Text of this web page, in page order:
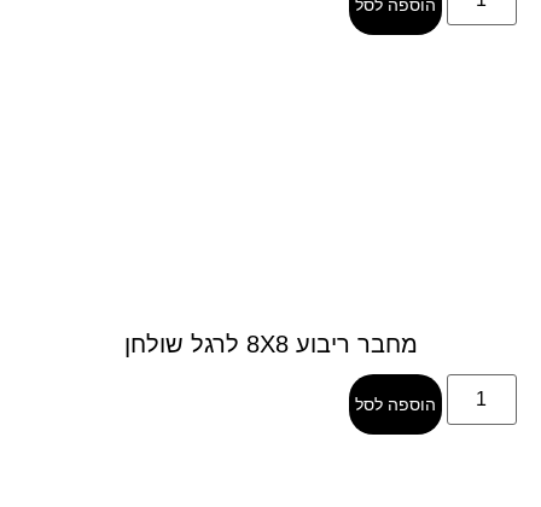
הוספה לסל
מחבר ריבוע 8X8 לרגל שולחן
הוספה לסל